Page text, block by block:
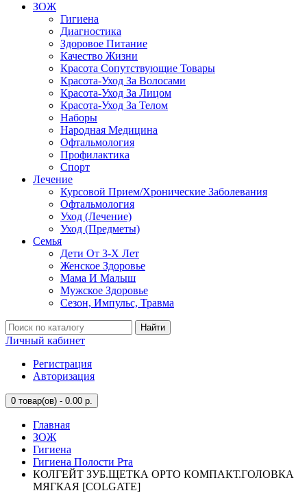
ЗОЖ
Гигиена
Диагностика
Здоровое Питание
Качество Жизни
Красота Сопутствующие Товары
Красота-Уход За Волосами
Красота-Уход За Лицом
Красота-Уход За Телом
Наборы
Народная Медицина
Офтальмология
Профилактика
Спорт
Лечение
Курсовой Прием/Хронические Заболевания
Офтальмология
Уход (Лечение)
Уход (Предметы)
Семья
Дети От 3-Х Лет
Женское Здоровье
Мама И Малыш
Мужское Здоровье
Сезон, Импульс, Травма
Найти
Личный кабинет
Регистрация
Авторизация
0 товар(ов) - 0.00 р.
Главная
ЗОЖ
Гигиена
Гигиена Полости Рта
КОЛГЕЙТ ЗУБ.ЩЕТКА ОРТО КОМПАКТ.ГОЛОВКА
МЯГКАЯ [COLGATE]